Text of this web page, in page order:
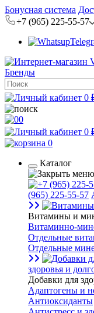
Бонусная система
+7 (965) 225-55-57
Бренды
0
0
0
0
Каталог
(965) 225-55-57
Витамины и
Витаминно-
Отдельные
Отдельные
здоровья и
Добавки для
Адаптогены и
Антиоксиданты